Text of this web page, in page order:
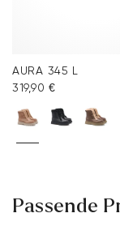
AURA 345 L
319,90 €
Passende